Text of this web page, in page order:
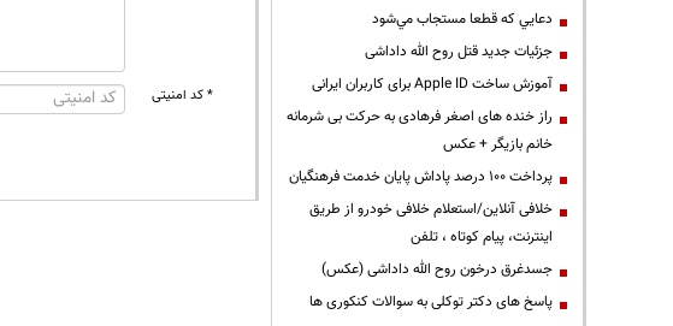
* کد امنیتی
دعايي كه قطعا مستجاب مي‌شود
جزئیات جدید قتل روح الله داداشی
آموزش ساخت Apple ID برای کاربران ایرانی
راز خنده های اصغر فرهادی به حرکت بی شرمانه
خانم بازیگر + عکس
پرداخت ۱۰۰ درصد پاداش پایان خدمت فرهنگیان
خلافی آنلاین/استعلام خلافی خودرو از طریق
اینترنت، پیام کوتاه ، تلفن
جسدغرق درخون روح الله داداشی (عکس)
پاسخ های دکتر توکلی به سوالات کنکوری ها